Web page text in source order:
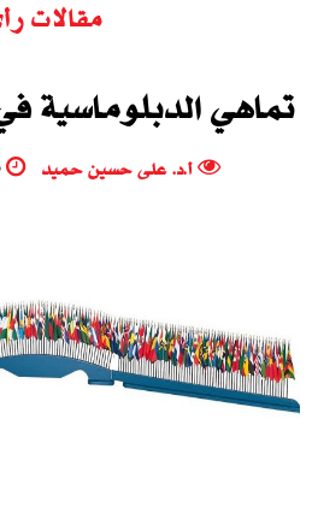
مقالات
تماهي
أ.د. على حسين حميد